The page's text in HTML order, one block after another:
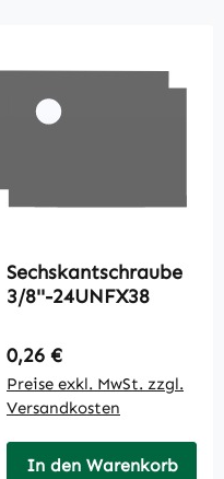
Sechskantschraube
3/8''-24UNFX38
Regulärer Preis:
0,26 €
Preise exkl. MwSt. zzgl.
Versandkosten
In den Warenkorb